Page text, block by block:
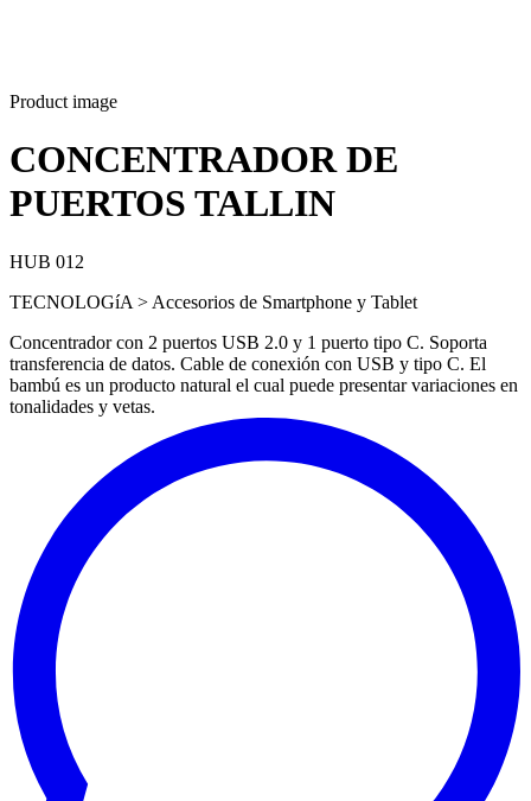
Product image
CONCENTRADOR DE
PUERTOS TALLIN
HUB 012
TECNOLOGíA > Accesorios de Smartphone y Tablet
Concentrador con 2 puertos USB 2.0 y 1 puerto tipo C. Soporta
transferencia de datos. Cable de conexión con USB y tipo C. El
bambú es un producto natural el cual puede presentar variaciones en
tonalidades y vetas.